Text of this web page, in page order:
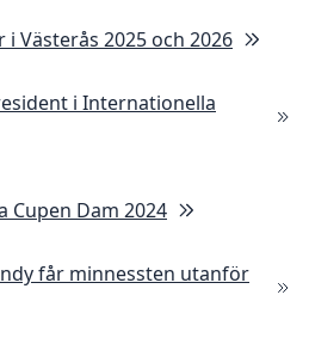
Västerås 2025 och 2026
i Internationella
Cupen Dam 2024
får minnessten utanför